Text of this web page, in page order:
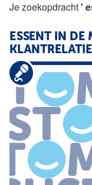
Je zoekopdracht'
ESSENT IN DE
KLANTRELATIE